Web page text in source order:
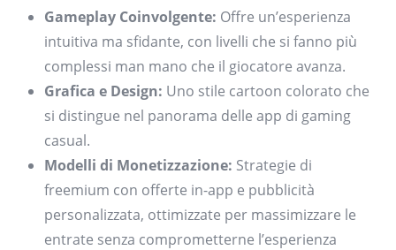
Gameplay Coinvolgente: Offre un’esperienza
intuitiva ma sfidante, con livelli che si fanno più
complessi man mano che il giocatore avanza.
Grafica e Design: Uno stile cartoon colorato che
si distingue nel panorama delle app di gaming
casual.
Modelli di Monetizzazione: Strategie di
freemium con offerte in-app e pubblicità
personalizzata, ottimizzate per massimizzare le
entrate senza comprometterne l’esperienza